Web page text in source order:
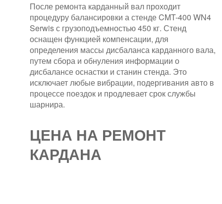
После ремонта карданный вал проходит
процедуру балансировки а стенде CMT-400 WN4
Serwis с грузоподъемностью 450 кг. Стенд
оснащен функцией компенсации, для
определения массы дисбаланса карданного вала,
путем сбора и обнуления информации о
дисбалансе оснастки и станин стенда. Это
исключает любые вибрации, подергивания авто в
процессе поездок и продлевает срок службы
шарнира.
ЦЕНА НА РЕМОНТ
КАРДАНА